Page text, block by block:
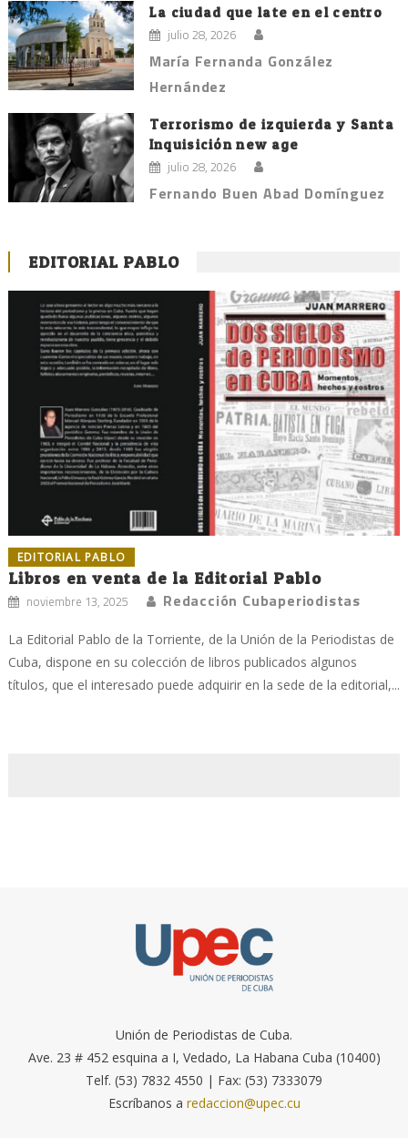
La ciudad que late en el centro
julio 28, 2026
María Fernanda González
Hernández
Terrorismo de izquierda y Santa
Inquisición new age
julio 28, 2026
Fernando Buen Abad Domínguez
EDITORIAL PABLO
EDITORIAL PABLO
Libros en venta de la Editorial Pablo
noviembre 13, 2025 Redacción Cubaperiodistas
La Editorial Pablo de la Torriente, de la Unión de la Periodistas de
Cuba, dispone en su colección de libros publicados algunos
títulos, que el interesado puede adquirir en la sede de la editorial,...
Unión de Periodistas de Cuba.
Ave. 23 # 452 esquina a I, Vedado, La Habana Cuba (10400)
Telf. (53) 7832 4550 | Fax: (53) 7333079
Escríbanos a redaccion@upec.cu